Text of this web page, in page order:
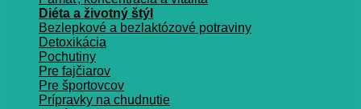
Diéta a životný štýl
Bezlepkové a bezlaktózové potraviny
Detoxikácia
Pochutiny
Pre fajčiarov
Pre športovcov
Prípravky na chudnutie